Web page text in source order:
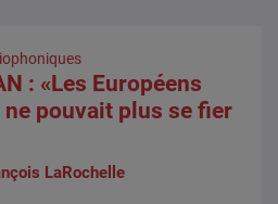
: «Les Européens
ne pouvait plus se fier
LaRochelle